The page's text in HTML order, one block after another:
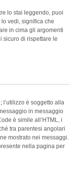
lo stai leggendo, puoi
vedi, significa che
in cima gli argomenti
sicuro di rispettare le
l’utilizzo è soggetto alla
in messaggio
è simile all’HTML, i
tra parentesi angolari
mostrato nei messaggi.
nella pagina per